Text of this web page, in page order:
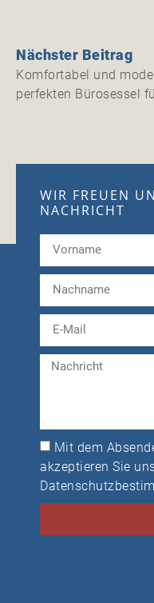
Nächster Beitrag
Komfortabel und
perfekten Bürosessel
WIR FREUEN
NACHRICHT
Mit dem
akzeptieren Sie